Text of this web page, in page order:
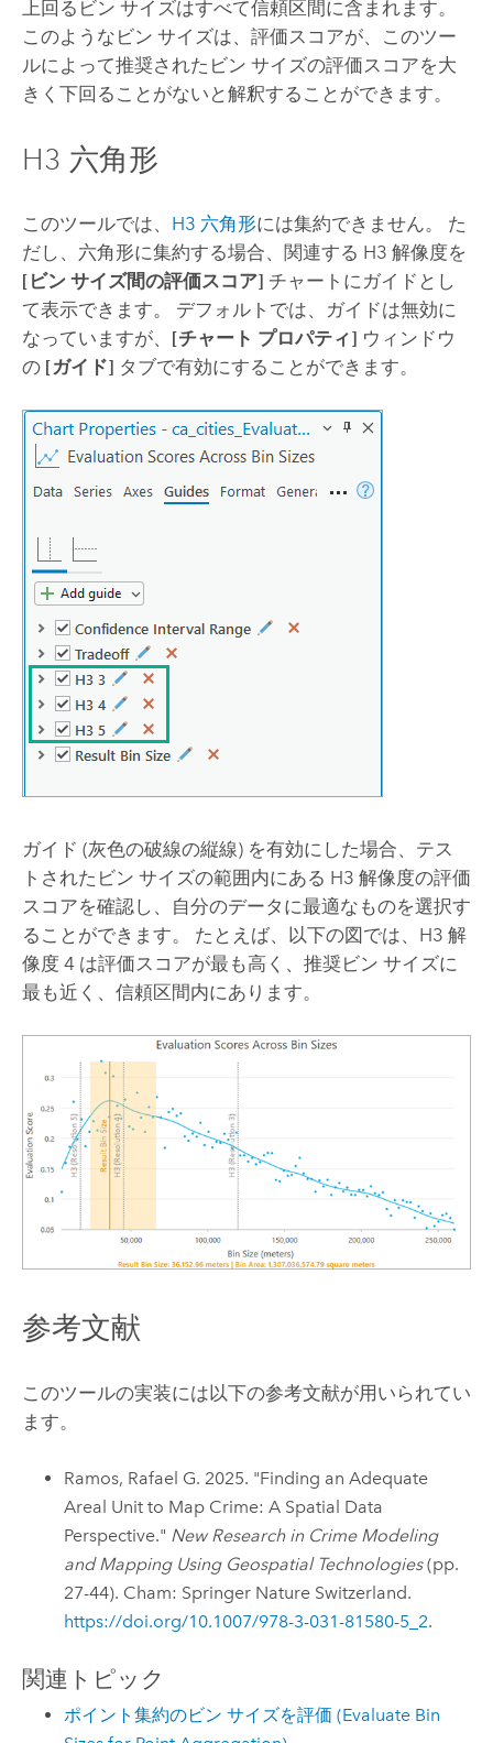
上回るビン サイズはすべて信頼区間に含まれます。
このようなビン サイズは、評価スコアが、このツー
ルによって推奨されたビン サイズの評価スコアを大
きく下回ることがないと解釈することができます。
H3 六角形
このツールでは、 H3 六角形には集約できません。 た
だし、六角形に集約する場合、関連する H3 解像度を
[ビン サイズ間の評価スコア] チャートにガイドとし
て表示できます。 デフォルトでは、ガイドは無効に
なっていますが、 [チャート プロパティ] ウィンドウ
の [ガイド] タブで有効にすることができます。
ガイド (灰色の破線の縦線) を有効にした場合、テス
トされたビン サイズの範囲内にある H3 解像度の評価
スコアを確認し、自分のデータに最適なものを選択す
ることができます。 たとえば、以下の図では、H3 解
像度 4 は評価スコアが最も高く、推奨ビン サイズに
最も近く、信頼区間内にあります。
参考文献
このツールの実装には以下の参考文献が用いられてい
ます。
Ramos, Rafael G. 2025. "Finding an Adequate
Areal Unit to Map Crime: A Spatial Data
Perspective." New Research in Crime Modeling
and Mapping Using Geospatial Technologies(pp.
27-44). Cham: Springer Nature Switzerland.
https://doi.org/10.1007/978-3-031-81580-5_2.
関連トピック
ポイント集約のビン サイズを評価 (Evaluate Bin